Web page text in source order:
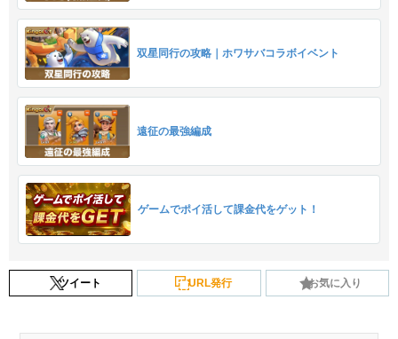
双星同行の攻略｜ホワサバコラボイベント
遠征の最強編成
ゲームでポイ活して課金代をゲット！
ツイート URL発行 お気に入り